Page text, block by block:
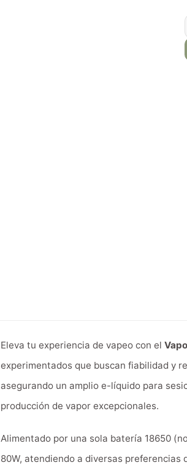
Eleva tu experiencia de vapeo con el
experimentados que buscan fiabilidad y
asegurando un amplio e-líquido para
producción de vapor excepcionales.
Alimentado por una sola batería 18650
80W, atendiendo a diversas